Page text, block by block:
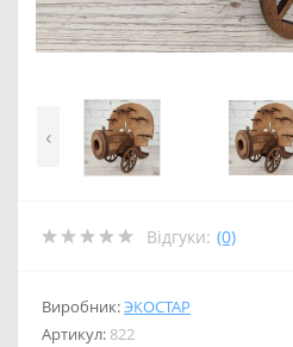
‹
Відгуки: (0)
Виробник:ЭКОСТАР
Артикул: 822